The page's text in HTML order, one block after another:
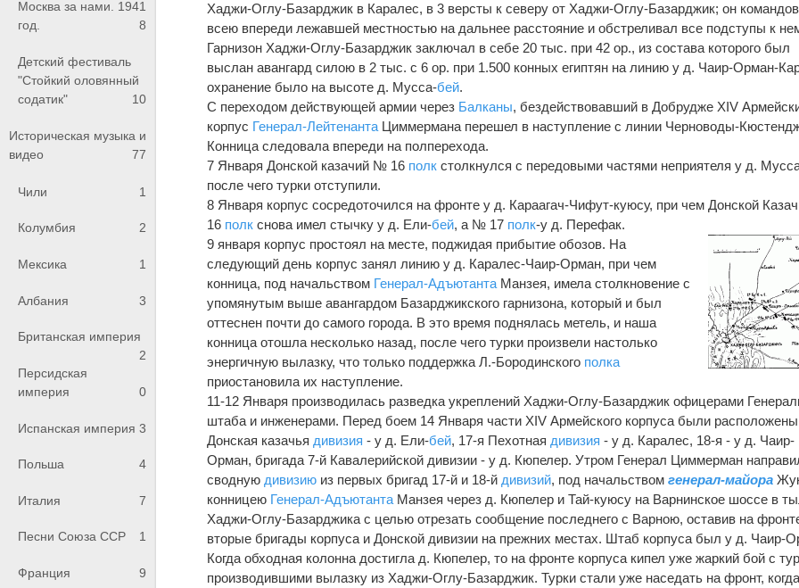
Москва за нами. 1941
год.
8
Детский фестиваль
"Стойкий оловянный
содатик"
10
Историческая музыка и
видео
77
Чили 1
Колумбия 2
Мексика 1
Албания 3
Британская империя
2
Персидская
империя
0
Испанская империя 3
Польша 4
Италия 7
Песни Союза ССР 1
Франция 9
Хаджи-Оглу-Базарджик в Каралес, в 3 версты к северу от Хаджи-Оглу-Базарджик; он
всею впереди лежавшей местностью на дальнее расстояние и обстреливал все подступы к
Гарнизон Хаджи-Оглу-Базарджик заключал в себе 20 тыс. при 42 ор., из состава которого был
выслан авангард силою в 2 тыс. с 6 ор. при 1.500 конных египтян на линию у д. Чаир-Орман-
охранение было на высоте д. Мусса-бей.
С переходом действующей армии через Балканы, бездействовавший в Добрудже XIV
корпус Генерал-Лейтенанта Циммермана перешел в наступление с линии Черноводы-
Конница следовала впереди на полперехода.
7 Января Донской казачий № 16 полк столкнулся с передовыми частями неприятеля у д.
после чего турки отступили.
8 Января корпус сосредоточился на фронте у д. Караагач-Чифут-куюсу, при чем Донской
16 полк снова имел стычку у д. Ели-бей, а № 17 полк-у д. Перефак.
9 января корпус простоял на месте, поджидая прибытие обозов. На
следующий день корпус занял линию у д. Каралес-Чаир-Орман, при чем
конница, под начальством Генерал-Адъютанта Манзея, имела столкновение с
упомянутым выше авангардом Базарджикского гарнизона, который и был
оттеснен почти до самого города. В это время поднялась метель, и наша
конница отошла несколько назад, после чего турки произвели настолько
энергичную вылазку, что только поддержка Л.-Бородинского полка
приостановила их наступление.
11-12 Января производилась разведка укреплений Хаджи-Оглу-Базарджик офицерами
штаба и инженерами. Перед боем 14 Января части XIV Армейского корпуса были
Донская казачья дивизия - у д. Ели-бей, 17-я Пехотная дивизия - у д. Каралес, 18-я - у д. Чаир-
Орман, бригада 7-й Кавалерийской дивизии - у д. Кюпелер. Утром Генерал Циммерман
сводную дивизию из первых бригад 17-й и 18-й дивизий, под начальствомгенерал-майора
конницею Генерал-Адъютанта Манзея через д. Кюпелер и Тай-куюсу на Варнинское шоссе в
Хаджи-Оглу-Базарджика с целью отрезать сообщение последнего с Варною, оставив на
вторые бригады корпуса и Донской дивизии на прежних местах. Штаб корпуса был у д. Чаир-
Когда обходная колонна достигла д. Кюпелер, то на фронте корпуса кипел уже жаркий бой с
производившими вылазку из Хаджи-Оглу-Базарджик. Турки стали уже наседать на фронт, когда